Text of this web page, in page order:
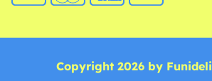
Copyright 2026 by